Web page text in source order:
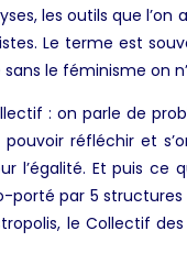
les outils que l’on
Le terme est
le féminisme on
: on parle de
réfléchir et
l’égalité. Et puis ce
porté par 5
le Collectif